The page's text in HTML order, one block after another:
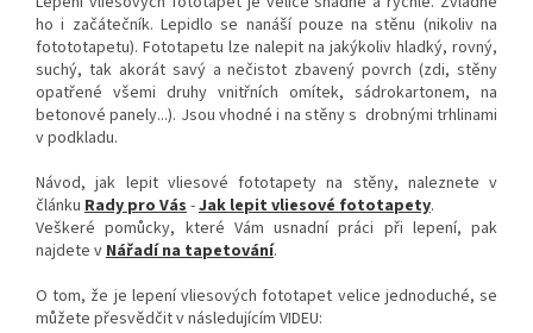
ho i začátečník. Lepidlo se nanáší pouze na stěnu (nikoliv na
fotototapetu). Fototapetu lze nalepit na jakýkoliv hladký, rovný,
suchý, tak akorát savý a nečistot zbavený povrch (zdi, stěny
opatřené všemi druhy vnitřních omítek, sádrokartonem, na
betonové panely...). Jsou vhodné i na stěny s drobnými trhlinami
v podkladu.
Návod, jak lepit vliesové fototapety na stěny, naleznete v
článku Rady pro Vás-Jak lepit vliesové fototapety.
Veškeré pomůcky, které Vám usnadní práci při lepení, pak
najdete vNářadí na tapetování.
O tom, že je lepení vliesových fototapet velice jednoduché, se
můžete přesvědčit v následujícím VIDEU: